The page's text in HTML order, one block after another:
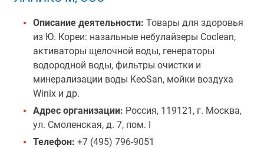
Описание деятельности: Товары для здоровья
из Ю. Кореи: назальные небулайзеры Coclean,
активаторы щелочной воды, генераторы
водородной воды, фильтры очистки и
минерализации воды KeoSan, мойки воздуха
Winix и др.
Адрес организации: Россия, 119121, г. Москва,
ул. Смоленская, д. 7, пом. I
Телефон: +7 (495) 796-9051